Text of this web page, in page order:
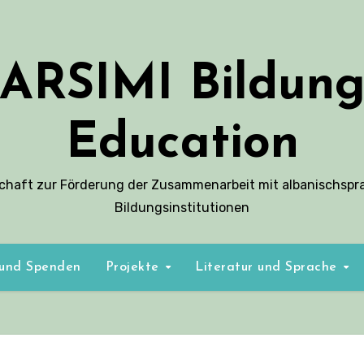
ARSIMI
Education
zur Förderung der Zusammenarbeit mit
Bildungsinstitutionen
Spenden Projekte Literatur und Sprache